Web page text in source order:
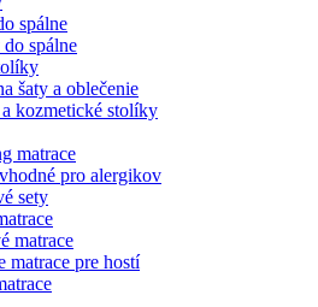
spálne
spálne
šaty a oblečenie
kozmetické stolíky
matrace
pro alergikov
sety
matrace
matrace pre hostí